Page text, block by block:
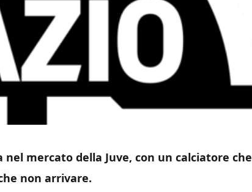
mercato della Juve, con un calciatore che
non arrivare.